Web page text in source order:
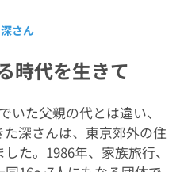
さん
時代を生きて
た父親の代とは違い、
深さんは、東京郊外の住
た。1986年、家族旅行、